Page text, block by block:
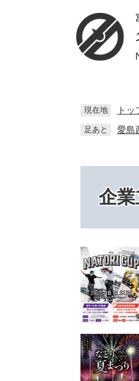
現在地 ト
足あと 愛島
企